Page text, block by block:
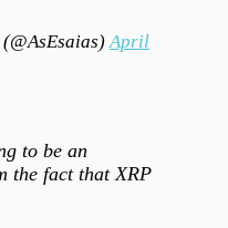
April
to be an
the fact that XRP